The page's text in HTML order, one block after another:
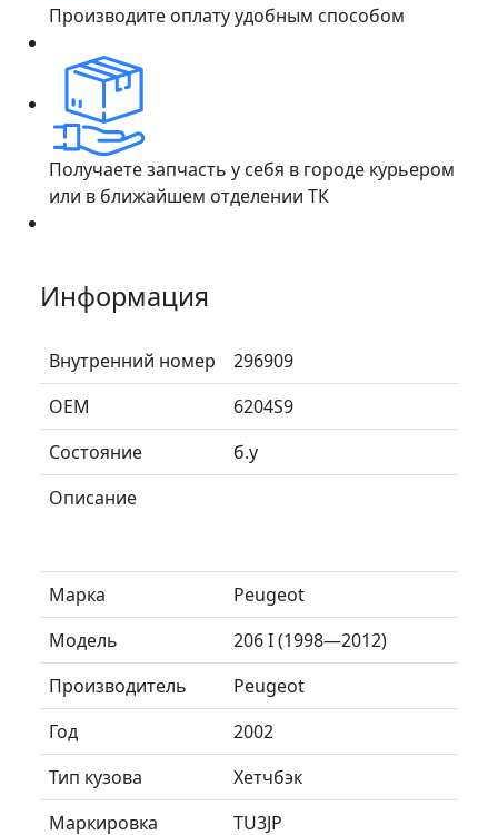
Производите оплату удобным способом
Получаете запчасть у себя в городе курьером
или в ближайшем отделении ТК
Информация
Внутренний номер
296909
ОЕМ
6204S9
Состояние
б.у
Описание
Марка
Peugeot
Модель
206 I (1998—2012)
Производитель
Peugeot
Год
2002
Тип кузова
Хетчбэк
Маркировка
TU3JP